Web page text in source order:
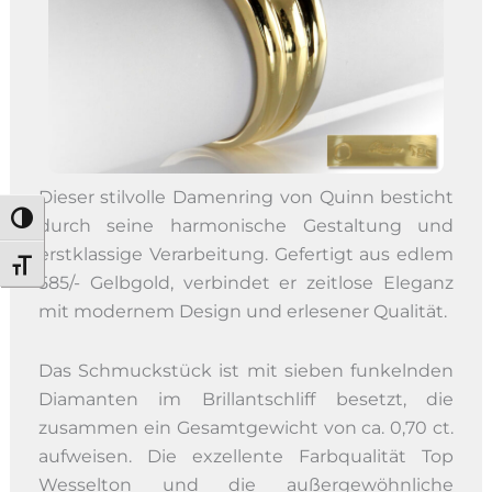
Umschalten auf hohe Kontraste
Schrift vergrößern
Dieser stilvolle Damenring von Quinn besticht
durch seine harmonische Gestaltung und
erstklassige Verarbeitung. Gefertigt aus edlem
585/- Gelbgold, verbindet er zeitlose Eleganz
mit modernem Design und erlesener Qualität.
Das Schmuckstück ist mit sieben funkelnden
Diamanten im Brillantschliff besetzt, die
zusammen ein Gesamtgewicht von ca. 0,70 ct.
aufweisen. Die exzellente Farbqualität Top
Wesselton und die außergewöhnliche